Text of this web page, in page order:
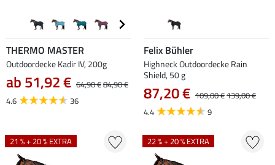
THERMO MASTER
Outdoordecke Kadir IV, 200g
ab 51,92 € 64,90 €84,90 €
4.6
36
Felix Bühler
Highneck Outdoordecke Rain
Shield, 50 g
87,20 € 109,00 €139,00 €
4.4
9
21 % + 20 % EXTRA 22 % + 20 % EXTRA